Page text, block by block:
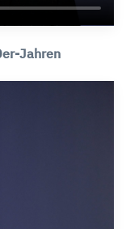
Jahren